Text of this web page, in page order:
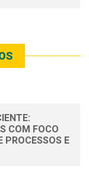
COM FOCO
PROCESSOS E